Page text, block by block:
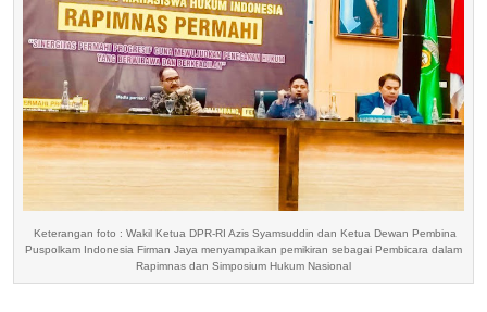
Keterangan foto : Wakil Ketua DPR-RI Azis Syamsuddin dan Ketua Dewan Pembina
Puspolkam Indonesia Firman Jaya menyampaikan pemikiran sebagai Pembicara dalam
Rapimnas dan Simposium Hukum Nasional